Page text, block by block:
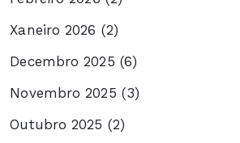
Xaneiro 2026 (2)
Decembro 2025 (6)
Novembro 2025 (3)
Outubro 2025 (2)